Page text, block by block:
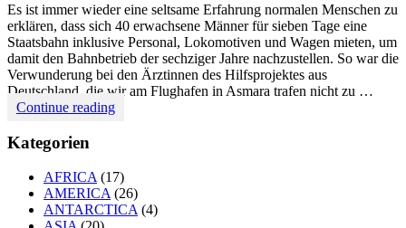
Es ist immer wieder eine seltsame Erfahrung normalen Menschen zu
erklären, dass sich 40 erwachsene Männer für sieben Tage eine
Staatsbahn inklusive Personal, Lokomotiven und Wagen mieten, um
damit den Bahnbetrieb der sechziger Jahre nachzustellen. So war die
Verwunderung bei den Ärztinnen des Hilfsprojektes aus
Deutschland, die wir am Flughafen in Asmara trafen nicht zu …
Continue readingERITREA
PERFEKTE
INSZENIERUNG
Kategorien
AFRICA (17)
AMERICA (26)
ANTARCTICA (4)